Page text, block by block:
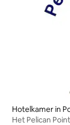
Hotelkamer in
Het Pelican